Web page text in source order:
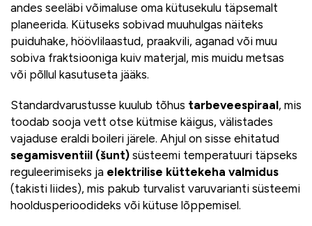
andes seeläbi võimaluse oma kütusekulu täpsemalt
planeerida. Kütuseks sobivad muuhulgas näiteks
puiduhake, höövlilaastud, praakvili, aganad või muu
sobiva fraktsiooniga kuiv materjal, mis muidu metsas
või põllul kasutuseta jääks.
Standardvarustusse kuulub tõhus tarbeveespiraal, mis
toodab sooja vett otse kütmise käigus, välistades
vajaduse eraldi boileri järele. Ahjul on sisse ehitatud
segamisventiil (šunt) süsteemi temperatuuri täpseks
reguleerimiseks ja elektrilise küttekeha valmidus
(takisti liides), mis pakub turvalist varuvarianti süsteemi
hooldusperioodideks või kütuse lõppemisel.